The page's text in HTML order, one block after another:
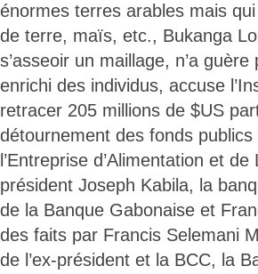
énormes terres arables mais
de terre, maïs, etc., Bukanga
s’asseoir un maillage, n’a
enrichi des individus, accuse
retracer 205 millions de $US
détournement des fonds
l’Entreprise d’Alimentation et
président Joseph Kabila, la
de la Banque Gabonaise et
des faits par Francis Selemani
de l’ex-président et la BCC, la